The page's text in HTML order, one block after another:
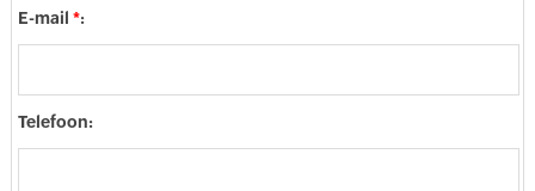
E-mail *:
Telefoon: